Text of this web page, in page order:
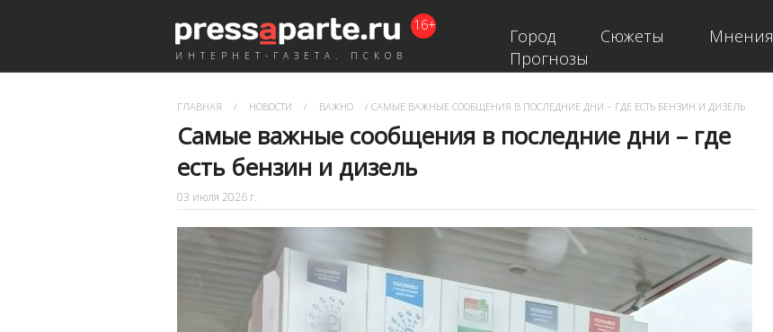
ИНТЕРНЕТ-ГАЗЕТА. ПСКОВ
16+
Город Сюжеты Мнения
Прогнозы
ГЛАВНАЯ / НОВОСТИ / ВАЖНО / САМЫЕ ВАЖНЫЕ СООБЩЕНИЯ В ПОСЛЕДНИЕ ДНИ – ГДЕ ЕСТЬ БЕНЗИН И ДИЗЕЛЬ
Самые важные сообщения в последние дни – где
есть бензин и дизель
03 июля 2026 г.